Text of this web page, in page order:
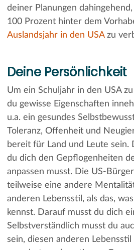
deiner Planungen
100 Prozent hinter dem
Auslandsjahr in den USAzu
Deine Persönlichkeit
Um ein Schuljahr in den USA
du gewisse Eigenschaften
u.a. ein gesundes
Toleranz, Offenheit und
bereit für Land und Leute sein.
du dich den Gepflogenheiten
anpassen musst. Die US-
teilweise eine andere
anderen Lebensstil, als das,
kennst. Darauf musst du dich
Selbstverständlich musst du
sein, diesen anderen Lebensstil